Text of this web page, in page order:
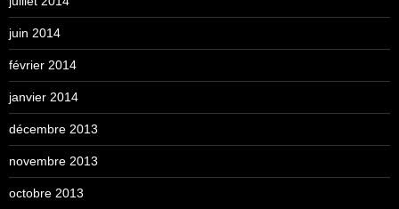
juin 2014
février 2014
janvier 2014
décembre 2013
novembre 2013
octobre 2013